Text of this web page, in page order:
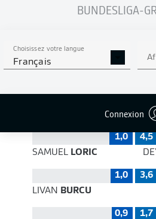
BUNDESLIGA-
Choisissez votre langue
Français
Connexion
87 % Précision
EFFICACITÉ DES
1,0
4,5
SAMUEL LORIC
1,0
3,6
LIVAN BURCU
0,9
1,7